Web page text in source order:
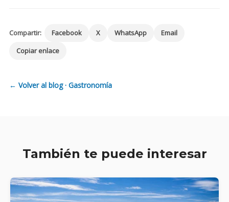
Compartir: Facebook X WhatsApp
Email
Copiar enlace
← Volver al blog · Gastronomía
También te puede interesar